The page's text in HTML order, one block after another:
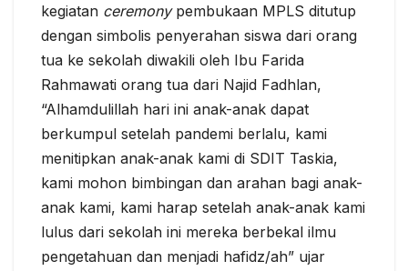
kegiatan ceremonypembukaan MPLS ditutup
dengan simbolis penyerahan siswa dari orang
tua ke sekolah diwakili oleh Ibu Farida
Rahmawati orang tua dari Najid Fadhlan,
“Alhamdulillah hari ini anak-anak dapat
berkumpul setelah pandemi berlalu, kami
menitipkan anak-anak kami di SDIT Taskia,
kami mohon bimbingan dan arahan bagi anak-
anak kami, kami harap setelah anak-anak kami
lulus dari sekolah ini mereka berbekal ilmu
pengetahuan dan menjadi hafidz/ah” ujar